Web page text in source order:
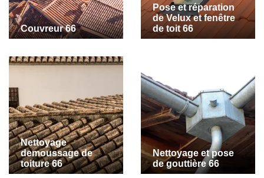
Couvreur 66
Pose et réparation
de Velux et fenêtre
de toit 66
Nettoyage
demoussage de
toiture 66
Nettoyage et pose
de gouttière 66